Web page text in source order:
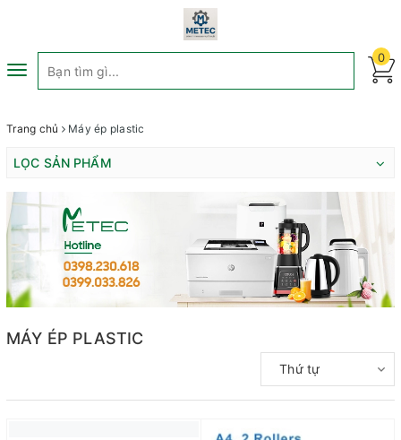
Toggle
navigation
0
Trang chủ Máy ép plastic
LỌC SẢN PHẨM
MÁY ÉP PLASTIC
Thứ tự